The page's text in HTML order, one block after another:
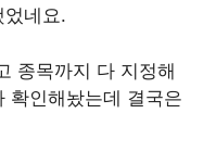
었네요.
종목까지 다 지정해
확인해놨는데 결국은